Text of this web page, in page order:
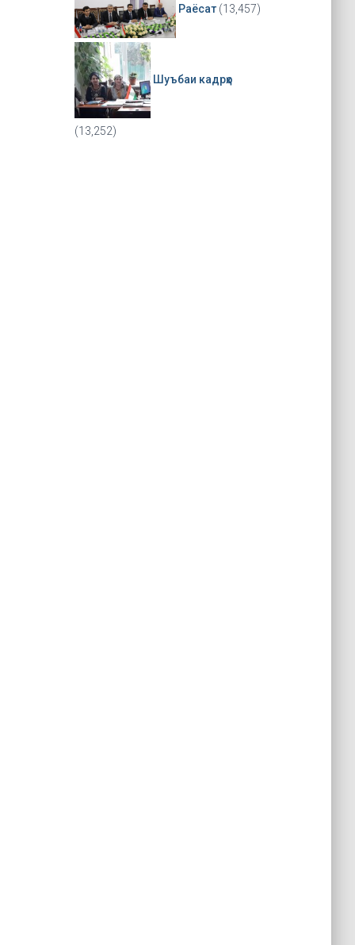
Раёсат (13,457)
Шуъбаи кадрҳо
(13,252)